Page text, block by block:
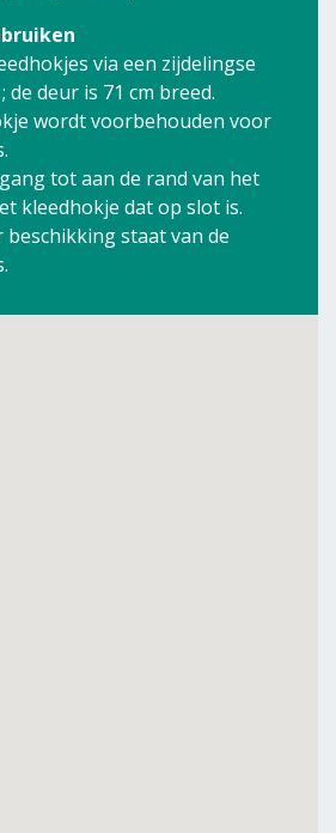
via een zijdelingse
deur is 71 cm breed.
wordt voorbehouden voor
tot aan de rand van het
kleedhokje dat op slot is.
beschikking staat van de